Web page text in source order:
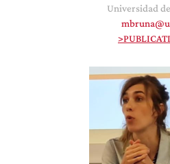
Universidad